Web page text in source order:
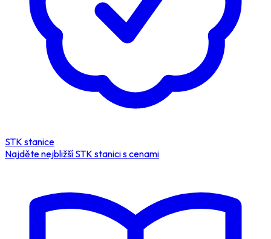
STK stanice
Najděte nejbližší STK stanici s cenami